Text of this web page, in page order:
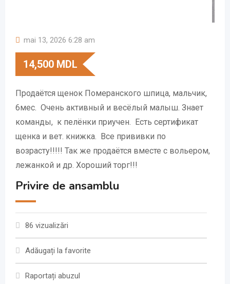
mai 13, 2026 6:28 am
14,500 MDL
Продаётся щенок Померанского шпица, мальчик,
6мес. Очень активный и весёлый малыш. Знает
команды, к пелёнки приучен. Есть сертификат
щенка и вет. книжка. Все прививки по
возрасту!!!!! Так же продаётся вместе с вольером,
лежанкой и др. Хороший торг!!!
Privire de ansamblu
86 vizualizări
Adăugați la favorite
Raportați abuzul